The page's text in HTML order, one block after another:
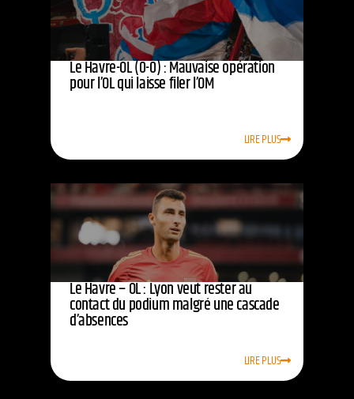
Le Havre-OL (0-0) : Mauvaise opération
pour l’OL qui laisse filer l’OM
LIRE PLUS
Le Havre – OL : Lyon veut rester au
contact du podium malgré une cascade
d’absences
LIRE PLUS